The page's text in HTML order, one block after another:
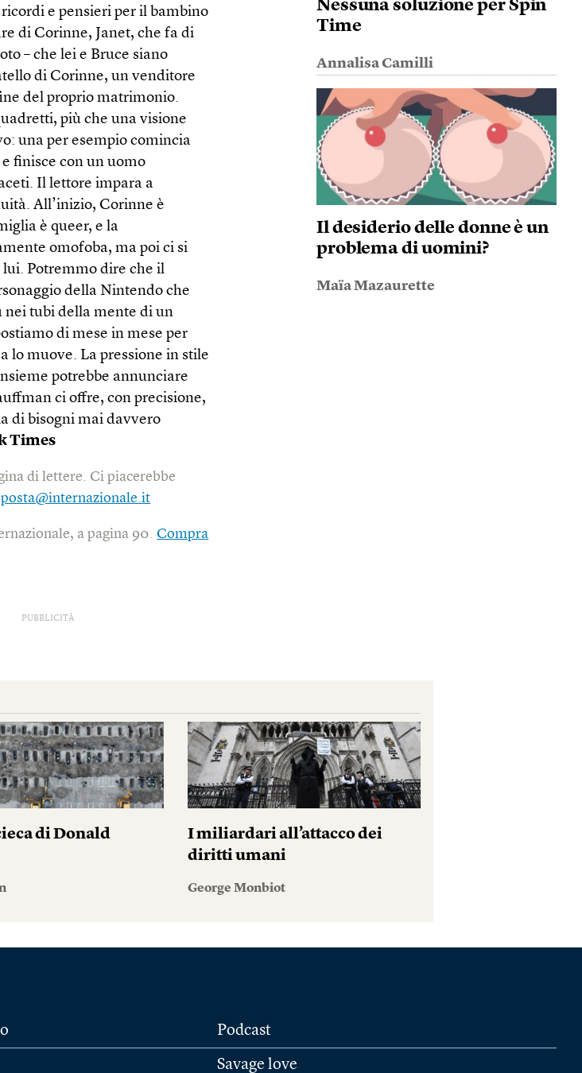
e pensieri per il bambino
di Corinne, Janet, che fa di
– che lei e Bruce siano
di Corinne, un venditore
del proprio matrimonio.
più che una visione
una per esempio comincia
finisce con un uomo
Il lettore impara a
All’inizio, Corinne è
è queer, e la
omofoba, ma poi ci si
lui. Potremmo dire che il
della Nintendo che
nei tubi della mente di un
di mese in mese per
lo muove. La pressione in stile
potrebbe annunciare
ci offre, con precisione,
di bisogni mai davvero
Times
di lettere. Ci piacerebbe
posta@internazionale.it
a pagina 90.Compra
Nessuna soluzione per Spin
Time
Annalisa Camilli
Il desiderio delle donne è un
problema di uomini?
Maïa Mazaurette
PUBBLICITÀ
di Donald
I miliardari all’attacco dei
diritti umani
George Monbiot
Podcast
Savage love